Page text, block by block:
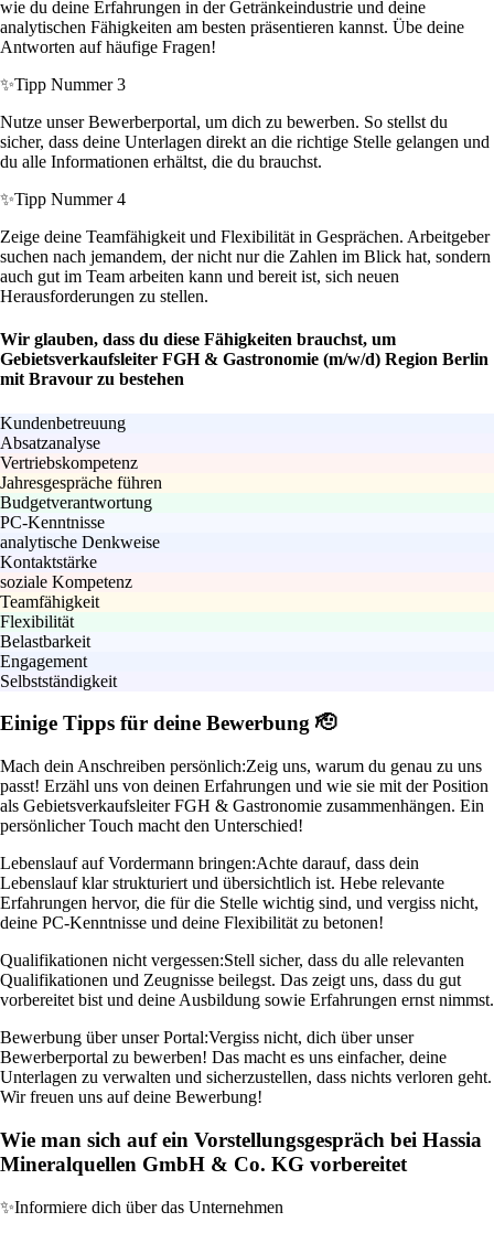
wie du deine Erfahrungen in der Getränkeindustrie und deine
analytischen Fähigkeiten am besten präsentieren kannst. Übe deine
Antworten auf häufige Fragen!
✨Tipp Nummer 3
Nutze unser Bewerberportal, um dich zu bewerben. So stellst du
sicher, dass deine Unterlagen direkt an die richtige Stelle gelangen und
du alle Informationen erhältst, die du brauchst.
✨Tipp Nummer 4
Zeige deine Teamfähigkeit und Flexibilität in Gesprächen. Arbeitgeber
suchen nach jemandem, der nicht nur die Zahlen im Blick hat, sondern
auch gut im Team arbeiten kann und bereit ist, sich neuen
Herausforderungen zu stellen.
Wir glauben, dass du diese Fähigkeiten brauchst, um
Gebietsverkaufsleiter FGH & Gastronomie (m/w/d) Region Berlin
mit Bravour zu bestehen
Kundenbetreuung
Absatzanalyse
Vertriebskompetenz
Jahresgespräche führen
Budgetverantwortung
PC-Kenntnisse
analytische Denkweise
Kontaktstärke
soziale Kompetenz
Teamfähigkeit
Flexibilität
Belastbarkeit
Engagement
Selbstständigkeit
Einige Tipps für deine Bewerbung 🫡
Mach dein Anschreiben persönlich:Zeig uns, warum du genau zu uns
passt! Erzähl uns von deinen Erfahrungen und wie sie mit der Position
als Gebietsverkaufsleiter FGH & Gastronomie zusammenhängen. Ein
persönlicher Touch macht den Unterschied!
Lebenslauf auf Vordermann bringen:Achte darauf, dass dein
Lebenslauf klar strukturiert und übersichtlich ist. Hebe relevante
Erfahrungen hervor, die für die Stelle wichtig sind, und vergiss nicht,
deine PC-Kenntnisse und deine Flexibilität zu betonen!
Qualifikationen nicht vergessen:Stell sicher, dass du alle relevanten
Qualifikationen und Zeugnisse beilegst. Das zeigt uns, dass du gut
vorbereitet bist und deine Ausbildung sowie Erfahrungen ernst nimmst.
Bewerbung über unser Portal:Vergiss nicht, dich über unser
Bewerberportal zu bewerben! Das macht es uns einfacher, deine
Unterlagen zu verwalten und sicherzustellen, dass nichts verloren geht.
Wir freuen uns auf deine Bewerbung!
Wie man sich auf ein Vorstellungsgespräch bei Hassia
Mineralquellen GmbH & Co. KG vorbereitet
✨Informiere dich über das Unternehmen